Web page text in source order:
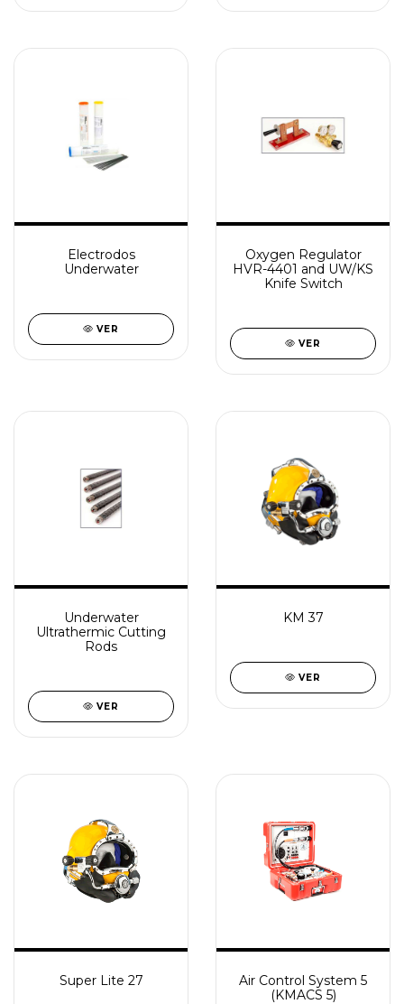
Electrodos
Underwater
VER
Oxygen Regulator
HVR-4401 and UW/KS
Knife Switch
VER
Underwater
Ultrathermic Cutting
Rods
VER
KM 37
VER
Super Lite 27
Air Control System 5
(KMACS 5)